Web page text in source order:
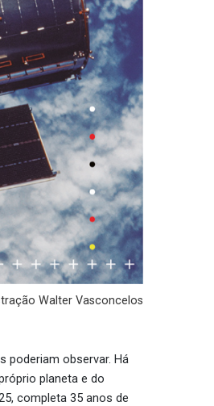
Walter Vasconcelos
poderiam observar. Há
planeta e do
completa 35 anos de